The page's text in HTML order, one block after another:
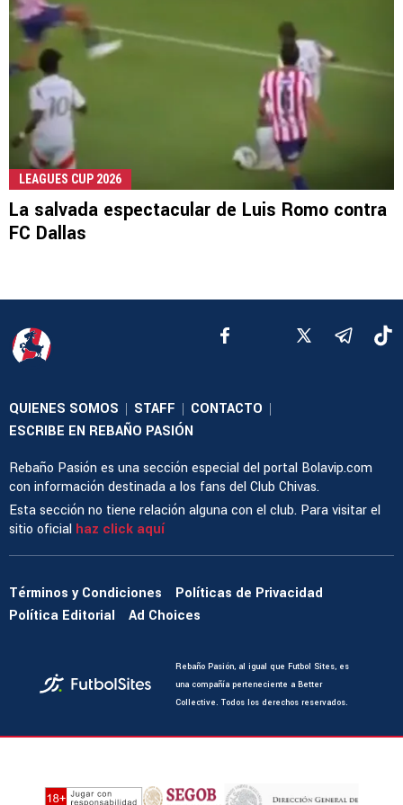
LEAGUES CUP 2026
La salvada espectacular de Luis Romo contra
FC Dallas
QUIENES SOMOS | STAFF | CONTACTO |
ESCRIBE EN REBAÑO PASIÓN
Rebaño Pasión es una sección especial del portal Bolavip.com
con información destinada a los fans del Club Chivas.
Esta sección no tiene relación alguna con el club. Para visitar el
sitio oficial haz click aquí
Términos y Condiciones
Políticas de Privacidad
Política Editorial
Ad Choices
Rebaño Pasión, al igual que Futbol Sites, es
una compañía perteneciente a Better
Collective. Todos los derechos reservados.